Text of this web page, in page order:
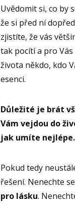
Uvědomit si, co by
že si před ní
zjistíte, že vás
tak pocítí a pro
života někdo, kdo
esenci.
Důležité je brát
Vám vejdou do
jak umíte
Pokud tedy
řešení. Nenechte
pro lásku.